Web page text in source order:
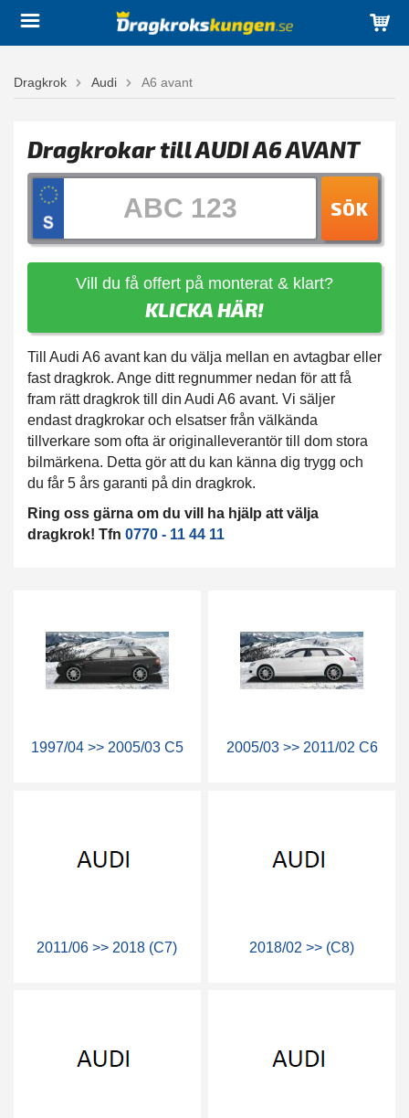
Dragkrok Audi A6 avant
Dragkrokar till AUDI A6 AVANT
SÖK
Vill du få offert på monterat & klart?
KLICKA HÄR!
Till Audi A6 avant kan du välja mellan en avtagbar eller
fast dragkrok. Ange ditt regnummer nedan för att få
fram rätt dragkrok till din Audi A6 avant. Vi säljer
endast dragkrokar och elsatser från välkända
tillverkare som ofta är originalleverantör till dom stora
bilmärkena. Detta gör att du kan känna dig trygg och
du får 5 års garanti på din dragkrok.
Ring oss gärna om du vill ha hjälp att välja
dragkrok! Tfn 0770 - 11 44 11
1997/04 >> 2005/03 C5 2005/03 >> 2011/02 C6
2011/06 >> 2018 (C7) 2018/02 >> (C8)